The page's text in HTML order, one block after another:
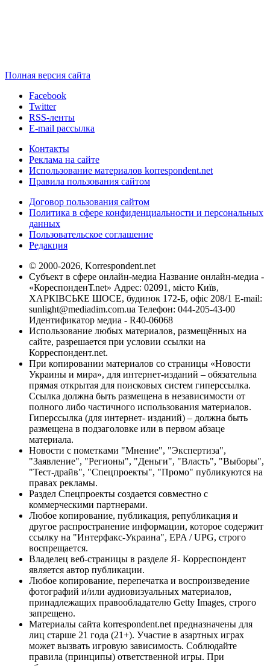
Полная версия сайта
Facebook
Twitter
RSS-ленты
E-mail рассылка
Контакты
Реклама на сайте
Использование материалов korrespondent.net
Правила пользования сайтом
Договор пользования сайтом
Политика в сфере конфиденциальности и персональных
данных
Пользовательское соглашение
Редакция
© 2000-2026, Korrespondent.net
Субъект в сфере онлайн-медиа Название онлайн-медиа -
«КореспонденТ.net» Адрес: 02091, місто Київ,
ХАРКІВСЬКЕ ШОСЕ, будинок 172-Б, офіс 208/1 E-mail:
sunlight@mediadim.com.ua Телефон: 044-205-43-00
Идентификатор медиа - R40-06068
Использование любых материалов, размещённых на
сайте, разрешается при условии ссылки на
Корреспондент.net.
При копировании материалов со страницы «Новости
Украины и мира», для интернет-изданий – обязательна
прямая открытая для поисковых систем гиперссылка.
Ссылка должна быть размещена в независимости от
полного либо частичного использования материалов.
Гиперссылка (для интернет- изданий) – должна быть
размещена в подзаголовке или в первом абзаце
материала.
Новости с пометками "Мнение", "Экспертиза",
"Заявление", "Регионы", "Деньги", "Власть", "Выборы",
"Тест-драйв", "Спецпроекты", "Промо" публикуются на
правах рекламы.
Раздел Спецпроекты создается совместно с
коммерческими партнерами.
Любое копирование, публикация, републикация и
другое распространение информации, которое содержит
ссылку на "Интерфакс-Украина", EPA / UPG, строго
воспрещается.
Владелец веб-страницы в разделе Я- Корреспондент
является автор публикации.
Любое копирование, перепечатка и воспроизведение
фотографий и/или аудиовизуальных материалов,
принадлежащих правообладателю Getty Images, строго
запрещено.
Материалы сайта korrespondent.net предназначены для
лиц старше 21 года (21+). Участие в азартных играх
может вызвать игровую зависимость. Соблюдайте
правила (принципы) ответственной игры. При